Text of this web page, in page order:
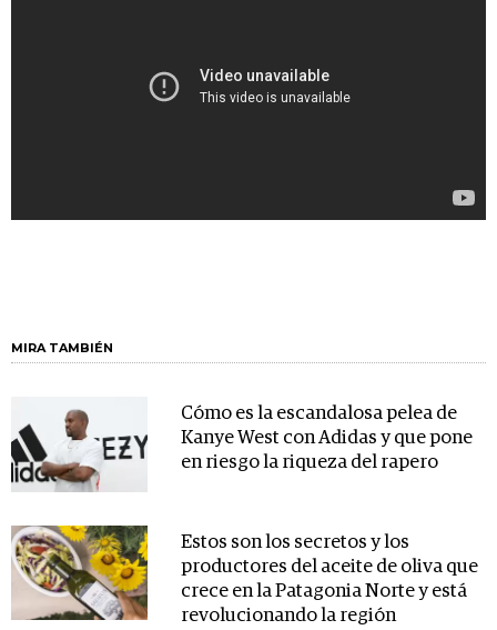
MIRA TAMBIÉN
Cómo es la escandalosa pelea de
Kanye West con Adidas y que pone
en riesgo la riqueza del rapero
Estos son los secretos y los
productores del aceite de oliva que
crece en la Patagonia Norte y está
revolucionando la región